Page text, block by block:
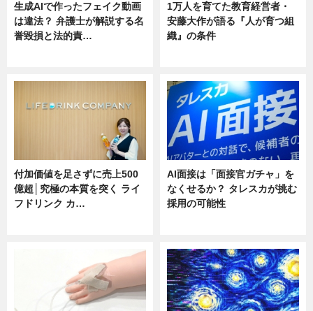
生成AIで作ったフェイク動画
は違法？ 弁護士が解説する名
誉毀損と法的責…
1万人を育てた教育経営者・
安藤大作が語る『人が育つ組
織』の条件
付加価値を足さずに売上500
億超│究極の本質を突く ライ
フドリンク カ…
AI面接は「面接官ガチャ」を
なくせるか？ タレスカが挑む
採用の可能性